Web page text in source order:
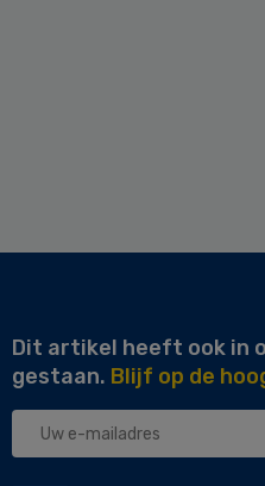
Dit artikel heeft ook in
gestaan. Blijf op de
Uw